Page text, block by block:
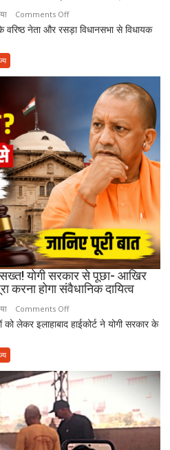
Comments Offon
“मुझे
से
उमाशंकर
सिंह
को
याद
कर
भावुक
हुईं
मायावती,
बेटे
को
आगे
किया
नेता और रसड़ा विधानसभा से विधायक
सख्त! योगी सरकार से पूछा- आखिर
करना होगा संवैधानिक दायित्व
Comments Offon
यूपी
हाईकोर्ट
सख्त!
योगी
से
लेकर इलाहाबाद हाईकोर्ट ने योगी सरकार के